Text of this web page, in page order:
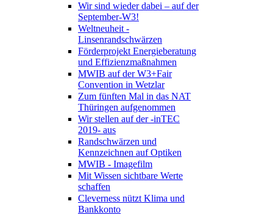
Wir sind wieder dabei – auf der
September-W3!
Weltneuheit -
Linsenrandschwärzen
Förderprojekt Energieberatung
und Effizienzmaßnahmen
MWIB auf der W3+Fair
Convention in Wetzlar
Zum fünften Mal in das NAT
Thüringen aufgenommen
Wir stellen auf der -inTEC
2019- aus
Randschwärzen und
Kennzeichnen auf Optiken
MWIB - Imagefilm
Mit Wissen sichtbare Werte
schaffen
Cleverness nützt Klima und
Bankkonto